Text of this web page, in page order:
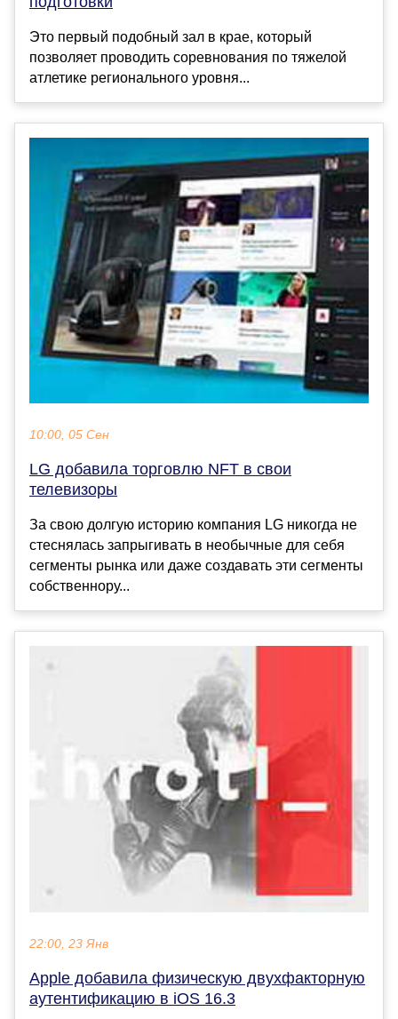
Это первый подобный зал в крае, который
позволяет проводить соревнования по тяжелой
атлетике регионального уровня...
10:00, 05 Сен
LG добавила торговлю NFT в свои
телевизоры
За свою долгую историю компания LG никогда не
стеснялась запрыгивать в необычные для себя
сегменты рынка или даже создавать эти сегменты
собственнору...
22:00, 23 Янв
Apple добавила физическую двухфакторную
аутентификацию в iOS 16.3